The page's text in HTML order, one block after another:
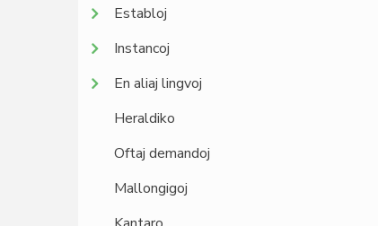
Establoj
Instancoj
En aliaj lingvoj
Heraldiko
Oftaj demandoj
Mallongigoj